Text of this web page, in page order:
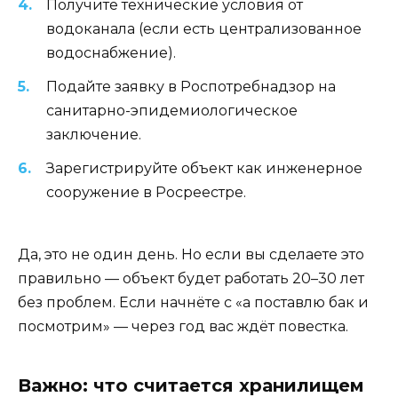
Получите технические условия от
водоканала (если есть централизованное
водоснабжение).
Подайте заявку в Роспотребнадзор на
санитарно-эпидемиологическое
заключение.
Зарегистрируйте объект как инженерное
сооружение в Росреестре.
Да, это не один день. Но если вы сделаете это
правильно — объект будет работать 20–30 лет
без проблем. Если начнёте с «а поставлю бак и
посмотрим» — через год вас ждёт повестка.
Важно: что считается хранилищем